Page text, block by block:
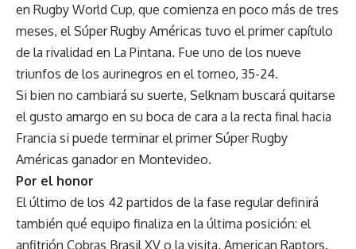
en Rugby World Cup, que comienza en poco más de tres
meses, el Súper Rugby Américas tuvo el primer capítulo
de la rivalidad en La Pintana. Fue uno de los nueve
triunfos de los aurinegros en el torneo, 35-24.
Si bien no cambiará su suerte, Selknam buscará quitarse
el gusto amargo en su boca de cara a la recta final hacia
Francia si puede terminar el primer Súper Rugby
Américas ganador en Montevideo.
Por el honor
El último de los 42 partidos de la fase regular definirá
también qué equipo finaliza en la última posición: el
anfitrión Cobras Brasil XV o la visita, American Raptors.